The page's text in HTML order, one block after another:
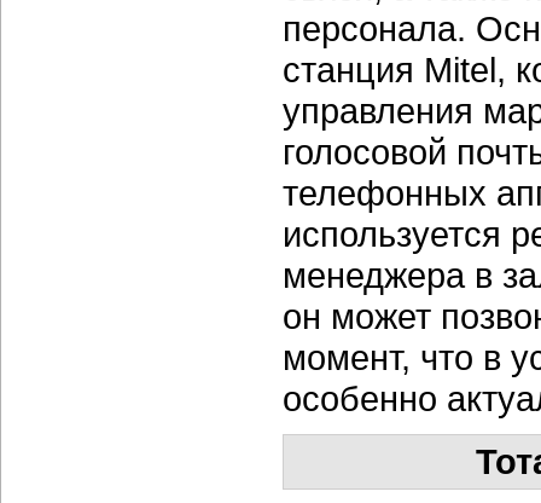
персонала.
станция Mitel,
управления
голосовой
телефонных
используется
менеджера в
он может
момент, что в
особенно